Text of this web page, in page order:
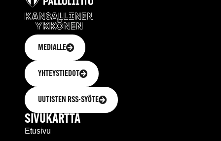
MEDIALLE
YHTEYSTIEDOT
UUTISTEN RSS-SYÖTE
SIVUKARTTA
Etusivu